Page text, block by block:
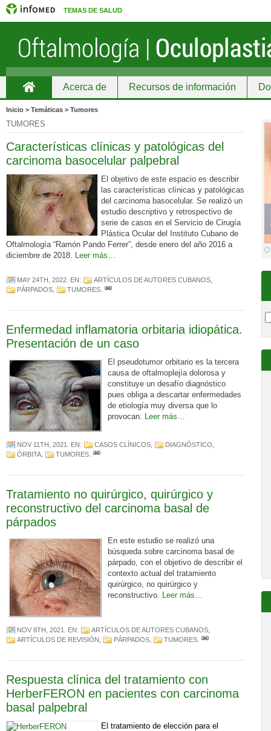
TEMAS DE SALUD
Acerca de Recursos de información
Inicio > Temáticas > Tumores
TUMORES
Características clínicas y patológicas del
carcinoma basocelular palpebral
El objetivo de este espacio es describir
las características clínicas y patológicas
del carcinoma basocelular. Se realizó un
estudio descriptivo y retrospectivo de
serie de casos en el Servicio de Cirugía
Plástica Ocular del Instituto Cubano de
Oftalmología “Ramón Pando Ferrer”, desde enero del año 2016 a
diciembre de 2018. Leer más…
MAY 24TH, 2022 . EN: ARTÍCULOS DE AUTORES CUBANOS
PÁRPADOS
TUMORES
Enfermedad inflamatoria orbitaria idiopática.
Presentación de un caso
El pseudotumor orbitario es la tercera
causa de oftalmoplejía dolorosa y
constituye un desafío diagnóstico
pues obliga a descartar enfermedades
de etiología muy diversa que lo
provocan. Leer más…
NOV 11TH, 2021 . EN: CASOS CLÍNICOS DIAGNÓSTICO
ÓRBITA
TUMORES
Tratamiento no quirúrgico, quirúrgico y
reconstructivo del carcinoma basal de
párpados
En este estudio se realizó una
búsqueda sobre carcinoma basal de
párpado, con el objetivo de describir el
contexto actual del tratamiento
quirúrgico, no quirúrgico y
reconstructivo. Leer más…
NOV 8TH, 2021 . EN: ARTÍCULOS DE AUTORES CUBANOS
ARTÍCULOS DE REVISIÓN
PÁRPADOS TUMORES
Respuesta clínica del tratamiento con
HerberFERON en pacientes con carcinoma
basal palpebral
El tratamiento de elección para el